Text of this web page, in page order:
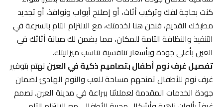
كنت بحاجة لفك وتركيب أثاث، أو إصلاح أبواب ونوافذ، أو تجديد
مطبخك القديم، فنحن هنا لخدمتك، مع الالتزام التام بالسرعة في
التنفيذ والنظافة التامة للمكان، مما يضمن لك صيانة أثاثك في
العين بأعلى جودة وبأسعار تنافسية تناسب ميزانيتك.
تفصيل غرف نوم أطفال بتصاميم ذكية في العيننهتم بتوفير
غرف نوم للأطفال تمنحهم مساحة للعب والنوم الهادئ لضمان
جودة الخدمات المقدمة لعملائنا ببراعة في مدينة العين. نصمم